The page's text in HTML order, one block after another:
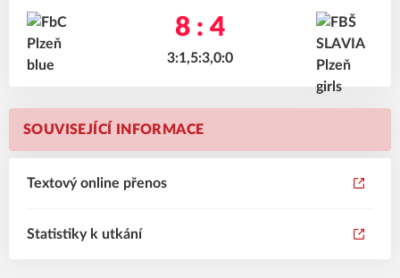
8 : 4
3:1,5:3,0:0
SOUVISEJÍCÍ INFORMACE
Textový online přenos
Statistiky k utkání